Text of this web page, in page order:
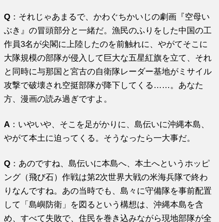
Q ：それじゃあまるで、かわぐちかいじの劇画『空母い
ぶき』の冒頭部分と一緒だ。漁民のふりをした中国の工
作員3名が尖閣に上陸したのを前触れに、やがてそこに
大隊規模の部隊が侵入して巨大な五星紅旗を立て、それ
と同時に与那国と宮古の自衛隊レーダー基地がミサイル
攻撃で破壊され空挺部隊が降下してくる……。あなた
方、漫画の読み過ぎですよ。
A ：いやいや、そこを足がかりに、島伝いに沖縄本島、
やがて本土に迫ってくる。そうなったら一大事だ。
Q ：あのですね、島伝いに本島へ、本土へというホッピ
ング（飛び石）作戦は第2次世界大戦の米海兵隊で終わ
りなんですね。あの当時でも、島々に守備隊を事前配置
して「島嶼防衛」を図るという構想は、沖縄本島を含
め、すべて失敗で、住民を巻き込みながら現地部隊が全